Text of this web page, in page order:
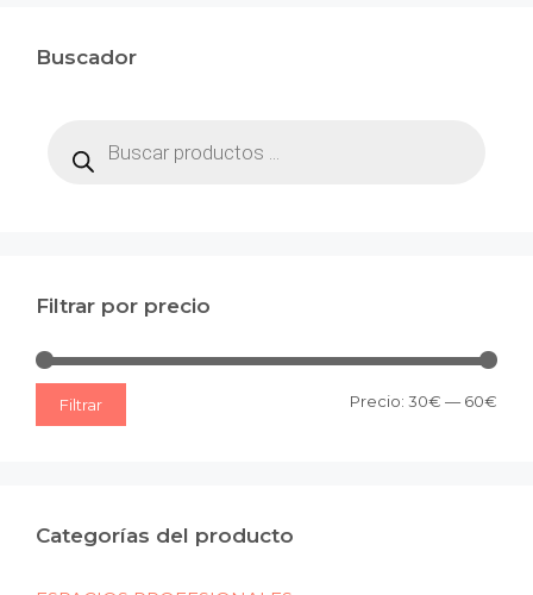
Buscador
productos
Filtrar por precio
Filtrar Precio: 30€ — 60€
Categorías del producto